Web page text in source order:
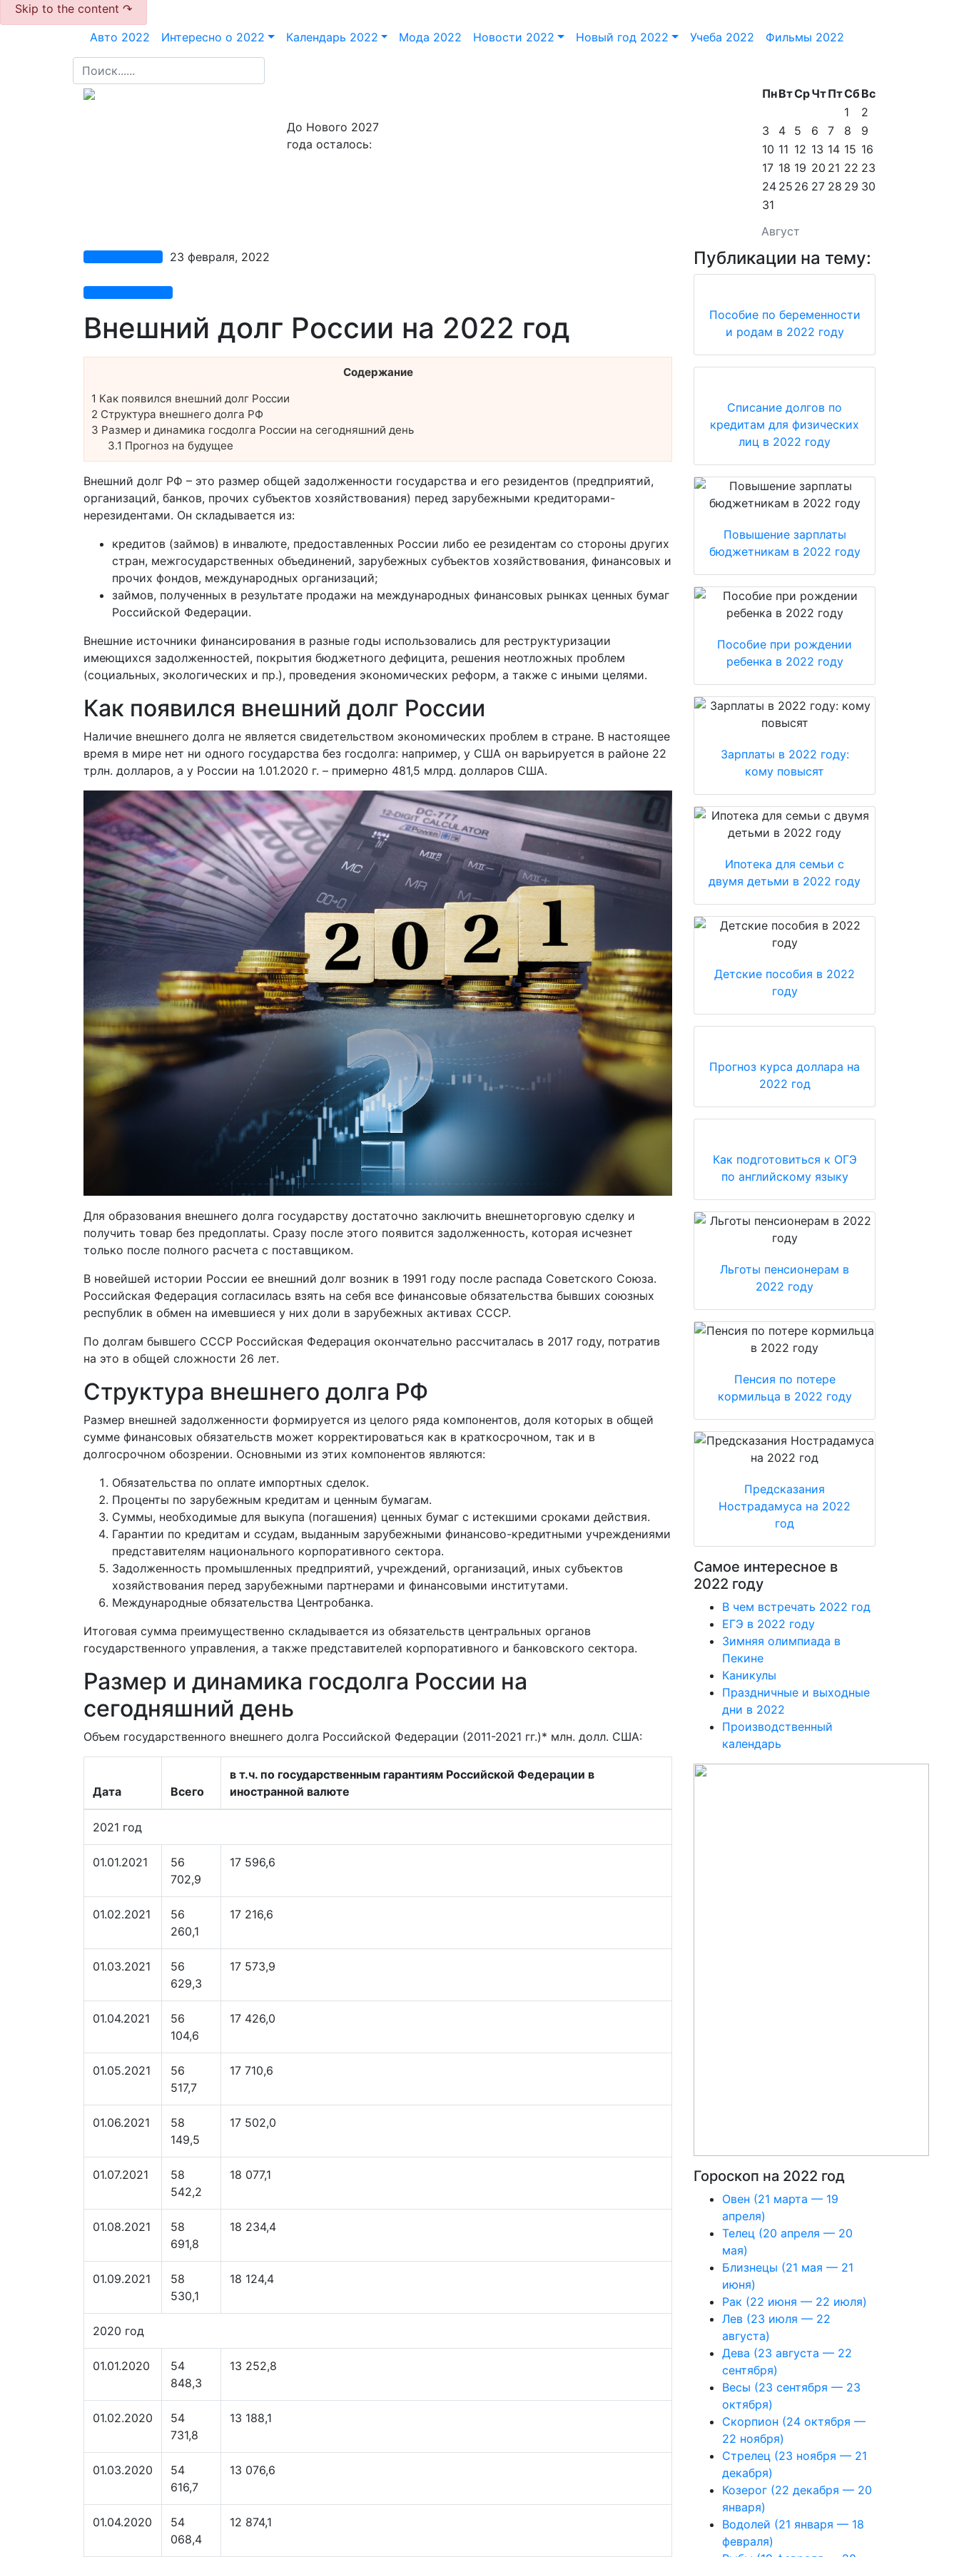
Skip to the content ↷
Авто 2022
Интересно о 2022 Календарь 2022 Мода 2022 Новости 2022 Новый год 2022 Учеба 2022 Фильмы 2022
До Нового 2027
года осталось:
Август
ПнВтСрЧтПтСбВс
1
2
3
4 5 6 7 8
9
10 11 12 13 14 15 16
17 18 19 20 21 22 23
24 25 26 27 28 29 30
31
23 февраля, 2022
Внешний долг России на 2022 год
Содержание
1 Как появился внешний долг России
2 Структура внешнего долга РФ
3 Размер и динамика госдолга России на сегодняшний день
3.1 Прогноз на будущее
Внешний долг РФ – это размер общей задолженности государства и его резидентов (предприятий,
организаций, банков, прочих субъектов хозяйствования) перед зарубежными кредиторами-
нерезидентами. Он складывается из:
кредитов (займов) в инвалюте, предоставленных России либо ее резидентам со стороны других
стран, межгосударственных объединений, зарубежных субъектов хозяйствования, финансовых и
прочих фондов, международных организаций;
займов, полученных в результате продажи на международных финансовых рынках ценных бумаг
Российской Федерации.
Внешние источники финансирования в разные годы использовались для реструктуризации
имеющихся задолженностей, покрытия бюджетного дефицита, решения неотложных проблем
(социальных, экологических и пр.), проведения экономических реформ, а также с иными целями.
Как появился внешний долг России
Наличие внешнего долга не является свидетельством экономических проблем в стране. В настоящее
время в мире нет ни одного государства без госдолга: например, у США он варьируется в районе 22
трлн. долларов, а у России на 1.01.2020 г. – примерно 481,5 млрд. долларов США.
Для образования внешнего долга государству достаточно заключить внешнеторговую сделку и
получить товар без предоплаты. Сразу после этого появится задолженность, которая исчезнет
только после полного расчета с поставщиком.
В новейшей истории России ее внешний долг возник в 1991 году после распада Советского Союза.
Российская Федерация согласилась взять на себя все финансовые обязательства бывших союзных
республик в обмен на имевшиеся у них доли в зарубежных активах СССР.
По долгам бывшего СССР Российская Федерация окончательно рассчиталась в 2017 году, потратив
на это в общей сложности 26 лет.
Структура внешнего долга РФ
Размер внешней задолженности формируется из целого ряда компонентов, доля которых в общей
сумме финансовых обязательств может корректироваться как в краткосрочном, так и в
долгосрочном обозрении. Основными из этих компонентов являются:
Обязательства по оплате импортных сделок.
Проценты по зарубежным кредитам и ценным бумагам.
Суммы, необходимые для выкупа (погашения) ценных бумаг с истекшими сроками действия.
Гарантии по кредитам и ссудам, выданным зарубежными финансово-кредитными учреждениями
представителям национального корпоративного сектора.
Задолженность промышленных предприятий, учреждений, организаций, иных субъектов
хозяйствования перед зарубежными партнерами и финансовыми институтами.
Международные обязательства Центробанка.
Итоговая сумма преимущественно складывается из обязательств центральных органов
государственного управления, а также представителей корпоративного и банковского сектора.
Размер и динамика госдолга России на
сегодняшний день
Объем государственного внешнего долга Российской Федерации (2011-2021 гг.)* млн. долл. США:
Дата Всего
в т.ч. по государственным гарантиям Российской Федерации в
иностранной валюте
2021 год
01.01.2021
56
702,9
17 596,6
01.02.2021
56
260,1
17 216,6
01.03.2021
56
629,3
17 573,9
01.04.2021
56
104,6
17 426,0
01.05.2021
56
517,7
17 710,6
01.06.2021
58
149,5
17 502,0
01.07.2021
58
542,2
18 077,1
01.08.2021
58
691,8
18 234,4
01.09.2021
58
530,1
18 124,4
2020 год
01.01.2020
54
848,3
13 252,8
01.02.2020
54
731,8
13 188,1
01.03.2020
54
616,7
13 076,6
01.04.2020
54
068,4
12 874,1
Публикации на тему:
Пособие по беременности
и родам в 2022 году
Списание долгов по
кредитам для физических
лиц в 2022 году
Повышение зарплаты
бюджетникам в 2022 году
Пособие при рождении
ребенка в 2022 году
Зарплаты в 2022 году:
кому повысят
Ипотека для семьи с
двумя детьми в 2022 году
Детские пособия в 2022
году
Прогноз курса доллара на
2022 год
Как подготовиться к ОГЭ
по английскому языку
Льготы пенсионерам в
2022 году
Пенсия по потере
кормильца в 2022 году
Предсказания
Нострадамуса на 2022
год
Самое интересное в
2022 году
В чем встречать 2022 год
ЕГЭ в 2022 году
Зимняя олимпиада в
Пекине
Каникулы
Праздничные и выходные
дни в 2022
Производственный
календарь
Гороскоп на 2022 год
Овен (21 марта — 19
апреля)
Телец (20 апреля — 20
мая)
Близнецы (21 мая — 21
июня)
Рак (22 июня — 22 июля)
Лев (23 июля — 22
августа)
Дева (23 августа — 22
сентября)
Весы (23 сентября — 23
октября)
Скорпион (24 октября —
22 ноября)
Стрелец (23 ноября — 21
декабря)
Козерог (22 декабря — 20
января)
Водолей (21 января — 18
февраля)